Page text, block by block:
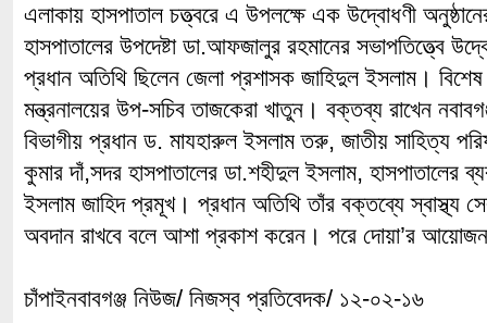
এলাকায় হাসপাতাল চত্ত্বরে এ উপলক্ষে এক উদ্বোধণী
হাসপাতালের উপদেষ্টা ডা.আফজালুর রহমানের সভাপতিত্ত্বে
প্রধান অতিথি ছিলেন জেলা প্রশাসক জাহিদুল ইসলাম। বিশেষ
মন্ত্রনালয়ের উপ-সচিব তাজকেরা খাতুন। বক্তব্য রাখেন
বিভাগীয় প্রধান ড. মাযহারুল ইসলাম তরু, জাতীয় সাহিত্য
কুমার দাঁ,সদর হাসপাতালের ডা.শহীদুল ইসলাম, হাসপাতালের
ইসলাম জাহিদ প্রমূখ। প্রধান অতিথি তাঁর বক্তব্যে স্বাস্থ্য
অবদান রাখবে বলে আশা প্রকাশ করেন। পরে দোয়া’র
চাঁপাইনবাবগঞ্জ নিউজ/ নিজস্ব প্রতিবেদক/ ১২-০২-১৬